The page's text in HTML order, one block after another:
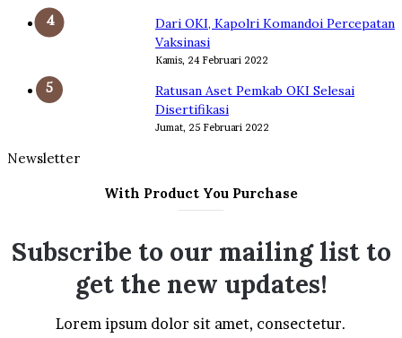
Dari OKI, Kapolri Komandoi Percepatan
Vaksinasi
Kamis, 24 Februari 2022
Ratusan Aset Pemkab OKI Selesai
Disertifikasi
Jumat, 25 Februari 2022
Newsletter
With Product You Purchase
Subscribe to our mailing list to
get the new updates!
Lorem ipsum dolor sit amet, consectetur.